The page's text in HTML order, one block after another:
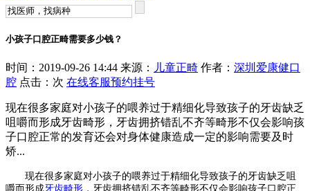
小孩子口腔正畸需要多少钱？
时间：2019-09-26 14:44 来源： 儿童正畸 作者： 深圳爱康健口
腔 点击： 次 在线客服预约挂号
现在很多家庭对小孩子的喂养过于精细化导致孩子的牙齿缺乏
咀嚼而形成牙齿畸形，牙齿拥挤错乱不齐等畸形不仅会影响孩
子口腔正常的发育还会对身体健康造成一定的影响需要及时
矫...
现在很多家庭对小孩子的喂养过于精细化导致孩子的牙齿缺乏咀
嚼而形成牙齿畸形 ，牙齿拥挤错乱不齐等畸形不仅会影响孩子口腔正